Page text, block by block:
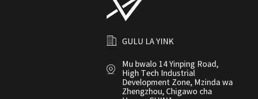
GULU LA YINK
Mu bwalo 14 Yinping Road,
High Tech Industrial
Development Zone, Mzinda wa
Zhengzhou, Chigawo cha